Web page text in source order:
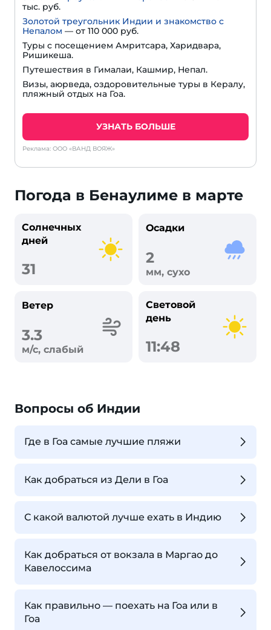
тыс. руб.
Золотой треугольник Индии и знакомство с
Непалом — от 110 000 руб.
Туры с посещением Амритсара, Харидвара,
Ришикеша.
Путешествия в Гималаи, Кашмир, Непал.
Визы, аюрведа, оздоровительные туры в Кералу,
пляжный отдых на Гоа.
УЗНАТЬ БОЛЬШЕ
Реклама: ООО «ВАНД ВОЯЖ»
Погода в Бенаулиме в марте
Солнечных
дней
31
Осадки
2
мм, сухо
Ветер
3.3
м/с, слабый
Световой
день
11:48
Вопросы об Индии
Где в Гоа самые лучшие пляжи
Как добраться из Дели в Гоа
С какой валютой лучше ехать в Индию
Как добраться от вокзала в Маргао до
Кавелоссима
Как правильно — поехать на Гоа или в
Гоа